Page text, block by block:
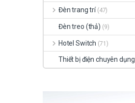
Đèn trang trí (47)
Đèn treo (thả) (9)
Hotel Switch (71)
Thiết bị điện chuyên dụng